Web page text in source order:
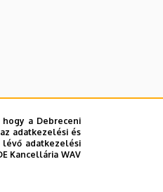
a Debreceni
adatkezelési és
adatkezelési
Kancellária WAV